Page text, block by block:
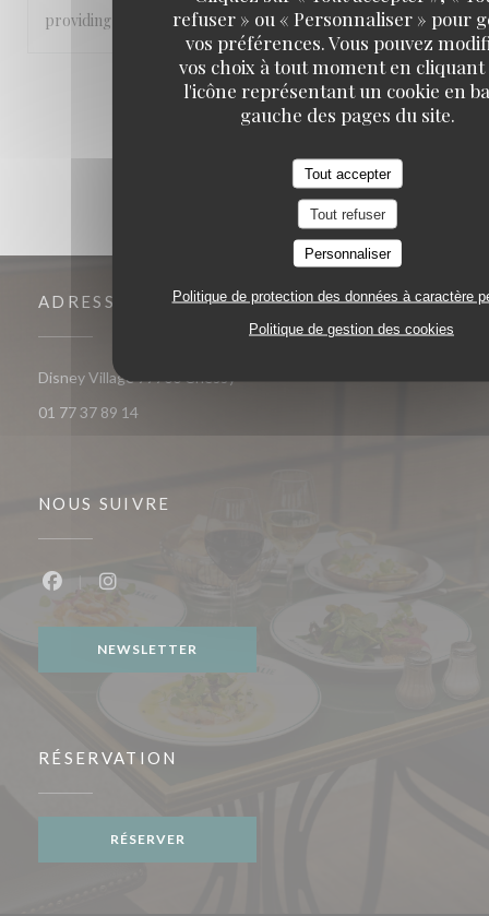
refuser » ou « Personnaliser » pour
vos préférences. Vous pouvez
vos choix à tout moment en
l'icône représentant un cookie en
gauche des pages du site.
Tout accepter
Tout refuser
Personnaliser
Politique de protection des données à caractère
Politique de gestion des cookies
providing a great service throughout
1 2 3
ADRESSE
Disney Village 77700 Chessy
01 77 37 89 14
NOUS SUIVRE
NEWSLETTER
RÉSERVATION
RÉSERVER